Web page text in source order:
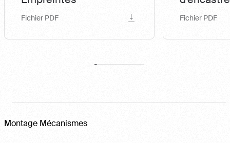
Fichier PDF Fichier PDF
Montage Mécanismes